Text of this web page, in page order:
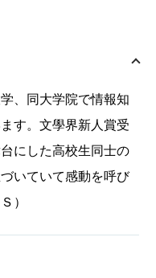
、同大学院で情報知
す。文學界新人賞受
にした高校生同士の
いていて感動を呼び
）